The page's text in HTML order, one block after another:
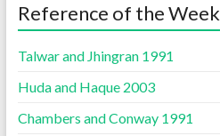
Reference of the Week
Talwar and Jhingran 1991
Huda and Haque 2003
Chambers and Conway 1991